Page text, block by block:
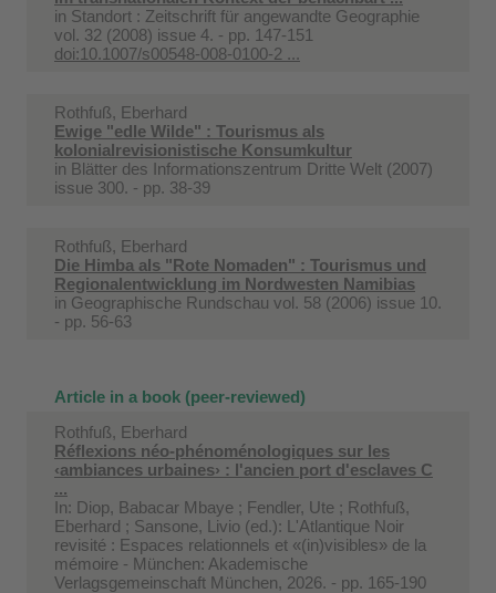
in Standort : Zeitschrift für angewandte Geographie
vol. 32 (2008) issue 4. - pp. 147-151
doi:10.1007/s00548-008-0100-2 ...
Rothfuß, Eberhard
Ewige "edle Wilde" : Tourismus als
kolonialrevisionistische Konsumkultur
in Blätter des Informationszentrum Dritte Welt (2007)
issue 300. - pp. 38-39
Rothfuß, Eberhard
Die Himba als "Rote Nomaden" : Tourismus und
Regionalentwicklung im Nordwesten Namibias
in Geographische Rundschau vol. 58 (2006) issue 10.
- pp. 56-63
Article in a book (peer-reviewed)
Rothfuß, Eberhard
Réflexions néo-phénoménologiques sur les
‹ambiances urbaines› : l'ancien port d'esclaves C
...
In: Diop, Babacar Mbaye ; Fendler, Ute ; Rothfuß,
Eberhard ; Sansone, Livio (ed.): L'Atlantique Noir
revisité : Espaces relationnels et «(in)visibles» de la
mémoire - München: Akademische
Verlagsgemeinschaft München, 2026. - pp. 165-190